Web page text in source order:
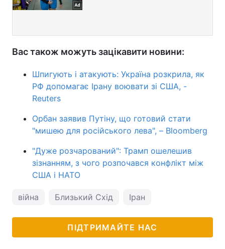
Вас також можуть зацікавити новини:
Шпигують і атакують: Україна розкрила, як
РФ допомагає Ірану воювати зі США, -
Reuters
Орбан заявив Путіну, що готовий стати
"мишею для російського лева", – Bloomberg
"Дуже розчарований": Трамп ошелешив
зізнанням, з чого розпочався конфлікт між
США і НАТО
війна Близький Схід Іран
ПІДТРИМАЙТЕ НАС